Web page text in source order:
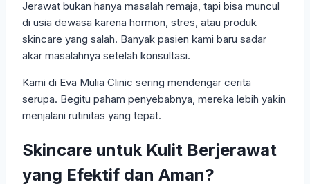
Jerawat bukan hanya masalah remaja, tapi bisa muncul
di usia dewasa karena hormon, stres, atau produk
skincare yang salah. Banyak pasien kami baru sadar
akar masalahnya setelah konsultasi.
Kami di Eva Mulia Clinic sering mendengar cerita
serupa. Begitu paham penyebabnya, mereka lebih yakin
menjalani rutinitas yang tepat.
Skincare untuk Kulit Berjerawat
yang Efektif dan Aman?